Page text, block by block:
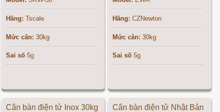
Hãng: Tscale
Mức cân: 30kg
Sai số 5g
Hãng: CZNewton
Mức cân: 30kg
Sai số 5g
Cân bàn điện tử Inox 30kg Cân bàn điện tử Nhật Bản